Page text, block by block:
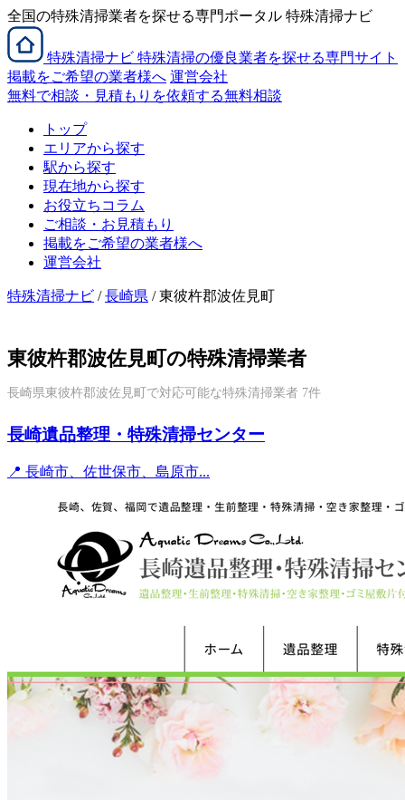
全国の特殊清掃業者を探せる専門ポータル 特殊清掃ナビ
特殊清掃ナビ 特殊清掃の優良業者を探せる専門サイト
掲載をご希望の業者様へ 運営会社
無料で相談・見積もりを依頼する無料相談
トップ
エリアから探す
駅から探す
現在地から探す
お役立ちコラム
ご相談・お見積もり
掲載をご希望の業者様へ
運営会社
特殊清掃ナビ /長崎県 / 東彼杵郡波佐見町
東彼杵郡波佐見町の特殊清掃業者
長崎県東彼杵郡波佐見町で対応可能な特殊清掃業者 7件
長崎遺品整理・特殊清掃センター
📍 長崎市、佐世保市、島原市...